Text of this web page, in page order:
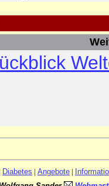
Diabetes | Angebote |